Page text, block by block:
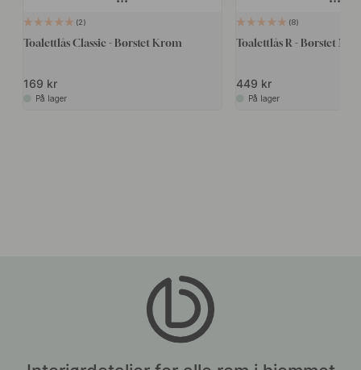
2
Toalettlås Classic - Børstet Krom
169 kr
På lager
8
Toalettlås R - Børstet
449 kr
På lager